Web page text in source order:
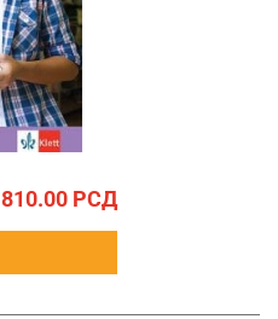
810.00 РСД